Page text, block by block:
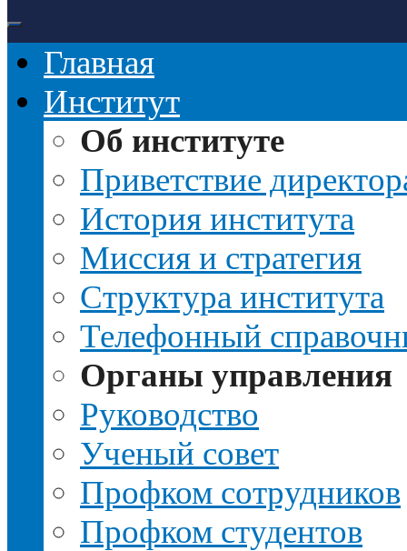
Главная
Институт
Об институте
Приветствие
История института
Миссия и стратегия
Структура института
Телефонный
Органы управления
Руководство
Ученый совет
Профком сотрудников
Профком студентов